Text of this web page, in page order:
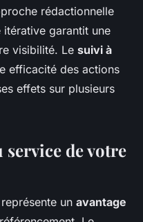
rédactionnelle
garantit une
visibilité. Le suivi à
efficacité des actions
effets sur plusieurs
service de votre
un avantage